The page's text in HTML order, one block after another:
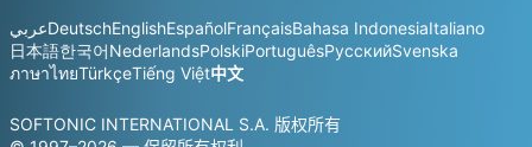
عربيDeutschEnglishEspañolFrançaisBahasa IndonesiaItaliano
日本語한국어NederlandsPolskiPortuguêsРусскийSvenska
ภาษาไทยTürkçeTiếng Việt中文
SOFTONIC INTERNATIONAL S.A. 版权所有